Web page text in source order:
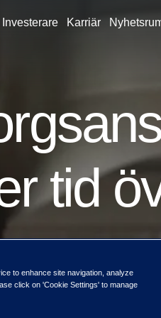
Investerare Karriär
tid
to enhance site navigation, analyze
click on 'Cookie Settings' to manage